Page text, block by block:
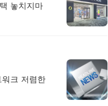
놓치지마
크 저렴한